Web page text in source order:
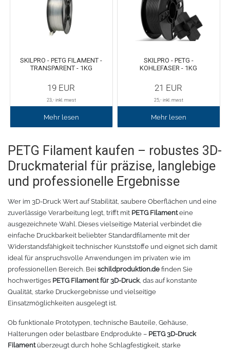
Solar Silber
Palisade
Sublimationsmedien
Filament für 3D-Druck
PLA
PETG
ABS
TPU
Spezielle Filamente
Materialien für die Stickerei
Materialien für Laser
Zubehör Schneideplotter
Zubehör für Brother-Schneideplotter
Sublimationsfarbe
Solvent Tinte
Direct to Film Tinte
Direct-to-Film Folie und Kleber
3D Drucker Zubehör
Verschiedenes 3D Drucker Zubehör
3D-Drucker Bauplatte
SKILPRO - PETG FILAMENT -
TRANSPARENT - 1KG
19 EUR
23,- inkl. mwst
Mehr lesen
SKILPRO - PETG -
KOHLEFASER - 1KG
21 EUR
25,- inkl. mwst
Mehr lesen
PETG Filament kaufen – robustes 3D-
Druckmaterial für präzise, langlebige
und professionelle Ergebnisse
Wer im 3D-Druck Wert auf Stabilität, saubere Oberflächen und eine
zuverlässige Verarbeitung legt, trifft mit PETG Filamenteine
ausgezeichnete Wahl. Dieses vielseitige Material verbindet die
einfache Druckbarkeit beliebter Standardfilamente mit der
Widerstandsfähigkeit technischer Kunststoffe und eignet sich damit
ideal für anspruchsvolle Anwendungen im privaten wie im
professionellen Bereich. Bei schildproduktion.de finden Sie
hochwertiges PETG Filament für 3D-Druck, das auf konstante
Qualität, starke Druckergebnisse und vielseitige
Einsatzmöglichkeiten ausgelegt ist.
Ob funktionale Prototypen, technische Bauteile, Gehäuse,
Halterungen oder belastbare Endprodukte – PETG 3D-Druck
Filamentüberzeugt durch hohe Schlagfestigkeit, starke